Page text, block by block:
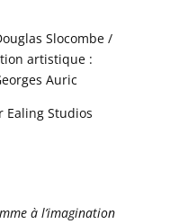
Slocombe /
artistique :
Auric
Ealing Studios
à l’imagination